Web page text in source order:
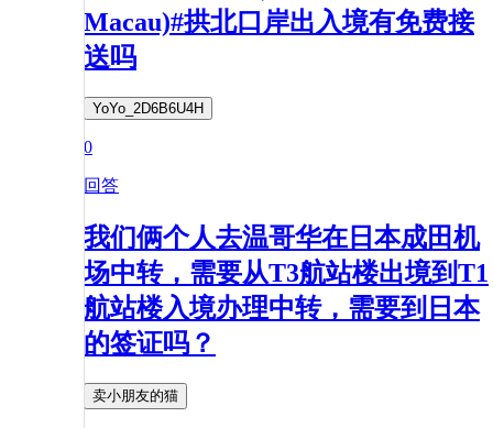
Macau)#拱北口岸出入境有免费接
送吗
YoYo_2D6B6U4H
0
回答
我们俩个人去温哥华在日本成田机
场中转，需要从T3航站楼出境到T1
航站楼入境办理中转，需要到日本
的签证吗？
卖小朋友的猫